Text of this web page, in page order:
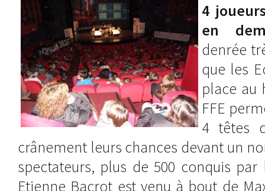
4
en
denrée
que les
place au
FFE
4 têtes
crânement leurs chances devant un
spectateurs, plus de 500 conquis
Etienne Bacrot est venu à bout de